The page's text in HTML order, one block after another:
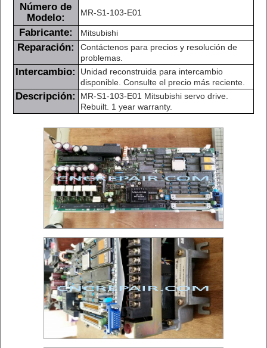
Número de
Modelo:
MR-S1-103-E01
Fabricante: Mitsubishi
Reparación:
Contáctenos para precios y resolución de
problemas.
Intercambio:
Unidad reconstruida para intercambio
disponible. Consulte el precio más reciente.
Descripción:
MR-S1-103-E01 Mitsubishi servo drive.
Rebuilt. 1 year warranty.